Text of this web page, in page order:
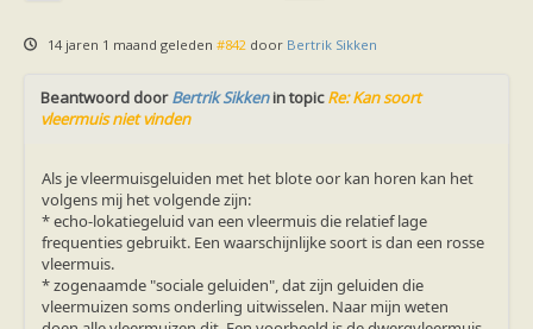
Gebiedsbescherming
Vleermuisprotocol
Knelpunten in vleermuisbescherming
vleermuiskasten kopen/ ophangen
Meedoen
Landelijk zoogdierwerkgroepen
Regionale of provinciale werkgroepen
Internationaal
Landelijke natuurverenigingen
14 jaren 1 maand geleden #842 door Bertrik Sikken
Beantwoord doorBertrik Sikkenin topicRe: Kan soort
vleermuis niet vinden
Als je vleermuisgeluiden met het blote oor kan horen kan het
volgens mij het volgende zijn:
* echo-lokatiegeluid van een vleermuis die relatief lage
frequenties gebruikt. Een waarschijnlijke soort is dan een rosse
vleermuis.
* zogenaamde "sociale geluiden", dat zijn geluiden die
vleermuizen soms onderling uitwisselen. Naar mijn weten